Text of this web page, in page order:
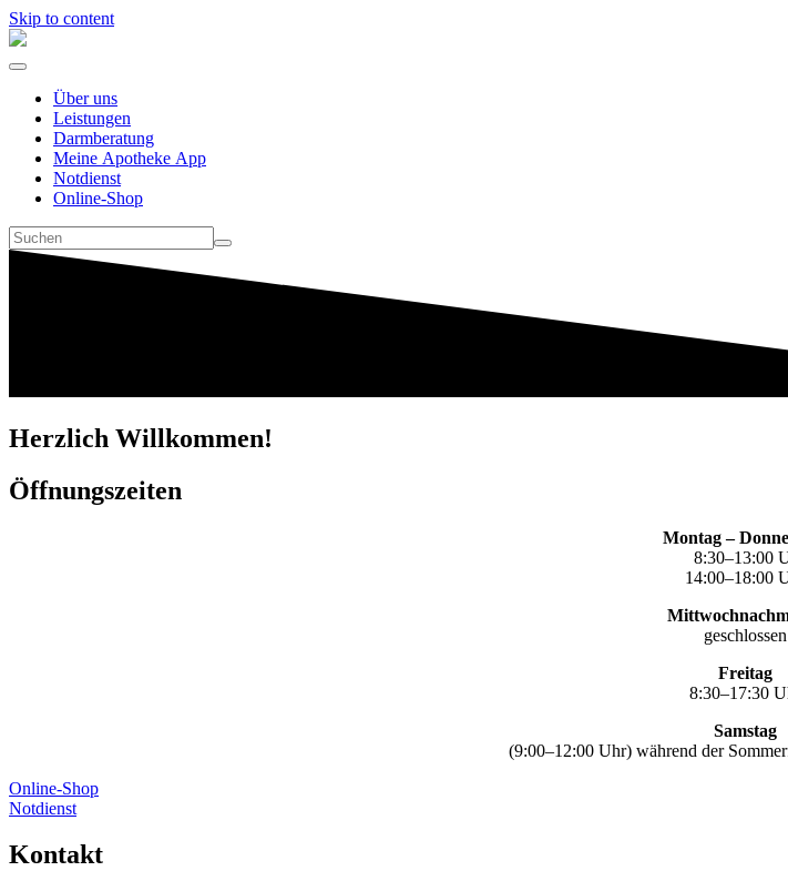
Skip to content
Über uns
Leistungen
Darmberatung
Meine Apotheke App
Notdienst
Online-Shop
Herzlich Willkommen!
Öffnungszeiten
Montag –
8:30–13:00
14:00–18:00
geschlossen
Freitag
8:30–17:30
Samstag
(9:00–12:00 Uhr) während der
Online-Shop
Notdienst
Kontakt